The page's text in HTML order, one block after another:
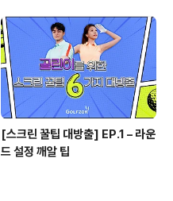
[스크린 꿀팁 대방출] EP.1 – 라운
드 설정 깨알 팁